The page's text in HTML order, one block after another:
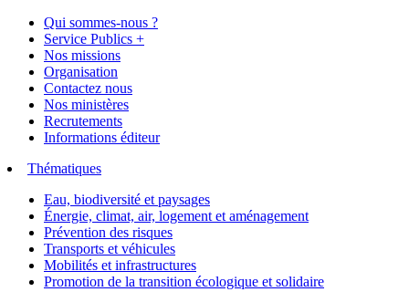
Qui sommes-nous ?
Service Publics +
Nos missions
Organisation
Contactez nous
Nos ministères
Recrutements
Informations éditeur
Thématiques
Eau, biodiversité et paysages
Énergie, climat, air, logement et aménagement
Prévention des risques
Transports et véhicules
Mobilités et infrastructures
Promotion de la transition écologique et solidaire